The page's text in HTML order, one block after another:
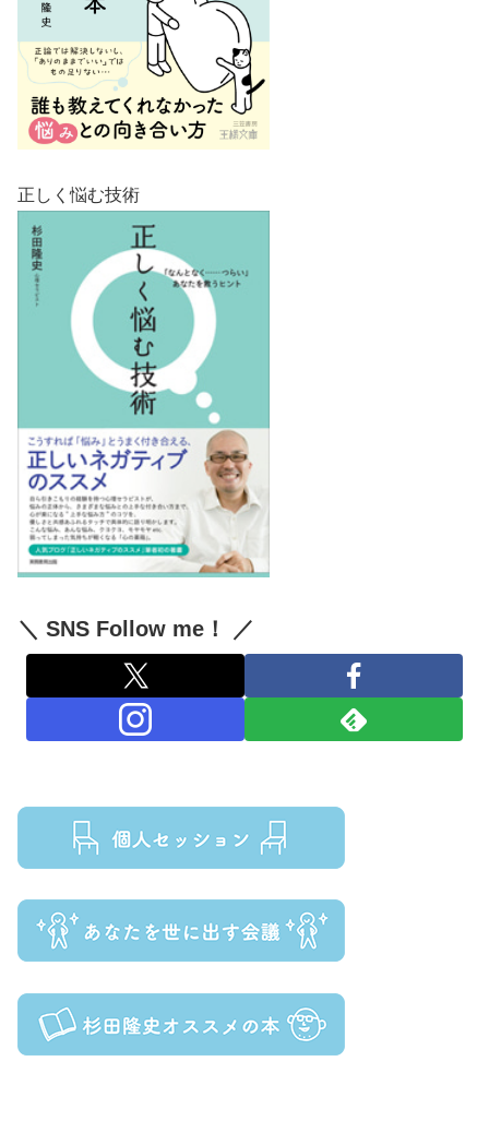
正しく悩む技術
＼ SNS Follow me！ ／